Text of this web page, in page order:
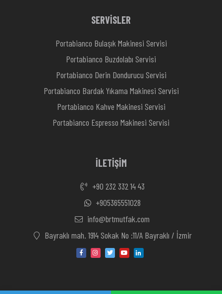
SERVİSLER
Portabianco Bulaşık Makinesi Servisi
Portabianco Buzdolabı Servisi
Portabianco Derin Dondurucu Servisi
Portabianco Bardak Yıkama Makinesi Servisi
Portabianco Kahve Makinesi Servisi
Portabianco Espresso Makinesi Servisi
İLETİŞİM
+90 232 332 14 43
+905365551028
info@brtmutfak.com
Bayraklı mah. 1914 Sokak No :11/A Bayraklı / İzmir